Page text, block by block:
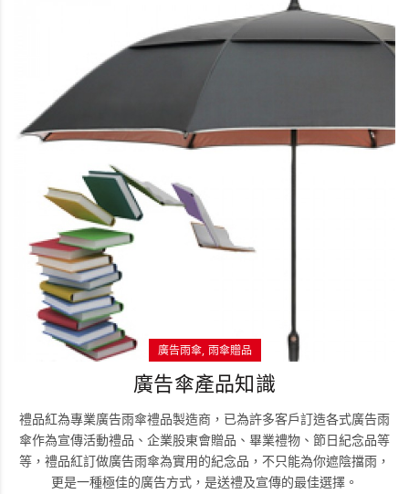
廣告雨傘 雨傘贈品
廣告傘產品知識
禮品紅為專業廣告雨傘禮品製造商，已為許多客戶訂造各式廣告雨
傘作為宣傳活動禮品、企業股東會贈品、畢業禮物、節日紀念品等
等，禮品紅訂做廣告雨傘為實用的紀念品，不只能為你遮陰擋雨，
更是一種極佳的廣告方式，是送禮及宣傳的最佳選擇。